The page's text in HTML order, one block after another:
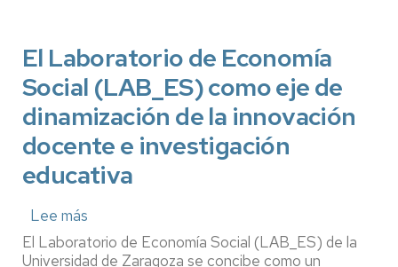
El Laboratorio de Economía
Social (LAB_ES) como eje de
dinamización de la innovación
docente e investigación
educativa
Lee más
El
Laboratorio
El Laboratorio de Economía Social (LAB_ES) de la
Universidad de Zaragoza se concibe como un